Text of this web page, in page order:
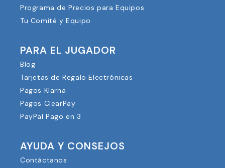
Programa de Precios para Equipos
Tu Comité y Equipo
PARA EL JUGADOR
Blog
Tarjetas de Regalo Electrónicas
Pagos Klarna
Pagos ClearPay
PayPal Pago en 3
AYUDA Y CONSEJOS
Contáctanos